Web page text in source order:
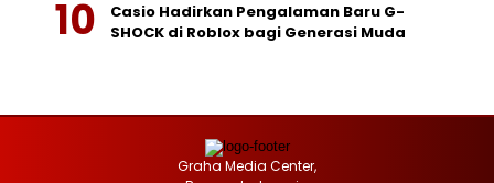
Casio Hadirkan Pengalaman Baru G-
SHOCK di Roblox bagi Generasi Muda
Graha Media Center,